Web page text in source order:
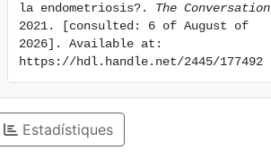
la endometriosis?. The Conversation
2021. [consulted: 6 of August of
2026]. Available at:
https://hdl.handle.net/2445/177492
Estadístiques